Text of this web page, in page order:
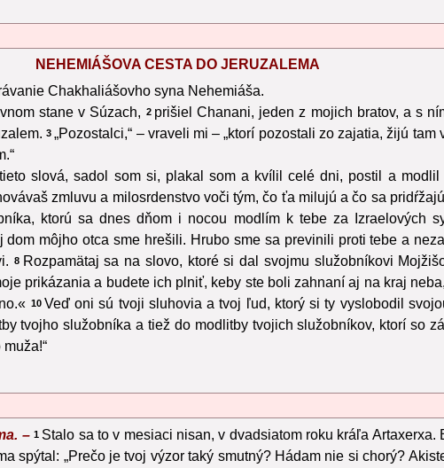
NEHEMIÁŠOVA CESTA DO JERUZALEMA
Chakhaliášovho syna Nehemiáša.
stane v Súzach, 2 prišiel Chanani, jeden z mojich bratov, a s
3 „Pozostalci,“ – vraveli mi – „ktorí pozostali zo zajatia, žijú
slová, sadol som si, plakal som a kvílil celé dni, postil a modlil
zmluvu a milosrdenstvo voči tým, čo ťa milujú a čo sa
ktorú sa dnes dňom i nocou modlím k tebe za Izraelových
dom môjho otca sme hrešili. Hrubo sme sa previnili proti tebe a
8 Rozpamätaj sa na slovo, ktoré si dal svojmu služobníkovi
prikázania a budete ich plniť, keby ste boli zahnaní aj na kraj
10 Veď oni sú tvoji sluhovia a tvoj ľud, ktorý si ty vyslobodil
tvojho služobníka a tiež do modlitby tvojich služobníkov, ktorí so
– 1 Stalo sa to v mesiaci nisan, v dvadsiatom roku kráľa
spýtal: „Prečo je tvoj výzor taký smutný? Hádam nie si chorý?